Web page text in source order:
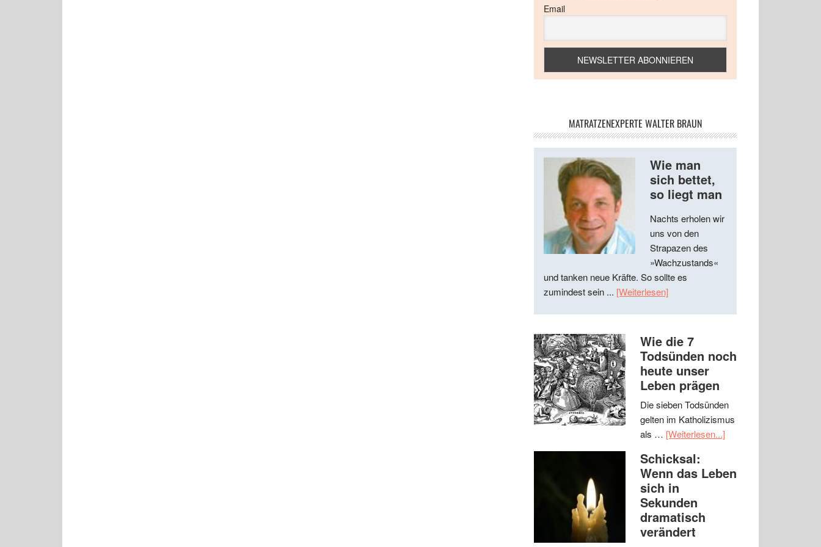
Email
MATRATZENEXPERTE WALTER BRAUN
Wie man
sich bettet,
so liegt man
Nachts erholen wir
uns von den
Strapazen des
»Wachzustands«
und tanken neue Kräfte. So sollte es
zumindest sein ... [Weiterlesen]
Wie die 7
Todsünden noch
heute unser
Leben prägen
Die sieben Todsünden
gelten im Katholizismus
als … [Weiterlesen...]
Schicksal:
Wenn das Leben
sich in
Sekunden
dramatisch
verändert